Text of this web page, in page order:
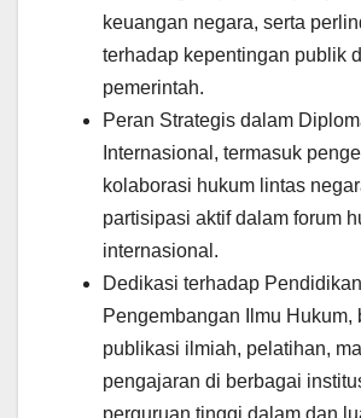
keuangan negara, serta
terhadap kepentingan publik
pemerintah.
Peran Strategis dalam
Internasional, termasuk
kolaborasi hukum lintas
partisipasi aktif dalam forum
internasional.
Dedikasi terhadap
Pengembangan Ilmu Hukum,
publikasi ilmiah, pelatihan,
pengajaran di berbagai
perguruan tinggi dalam dan